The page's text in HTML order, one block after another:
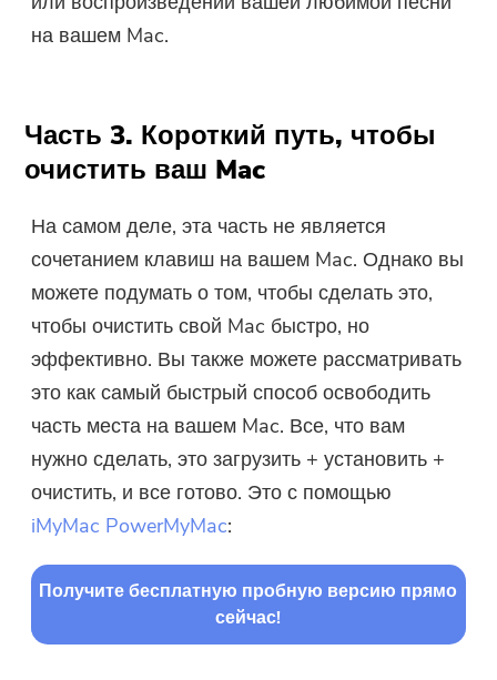
на вашем Mac.
Часть 3. Короткий путь, чтобы
очистить ваш Mac
На самом деле, эта часть не является
сочетанием клавиш на вашем Mac. Однако вы
можете подумать о том, чтобы сделать это,
чтобы очистить свой Mac быстро, но
эффективно. Вы также можете рассматривать
это как самый быстрый способ освободить
часть места на вашем Mac. Все, что вам
нужно сделать, это загрузить + установить +
очистить, и все готово. Это с помощью
iMyMac PowerMyMac:
Получите бесплатную пробную версию прямо
сейчас!